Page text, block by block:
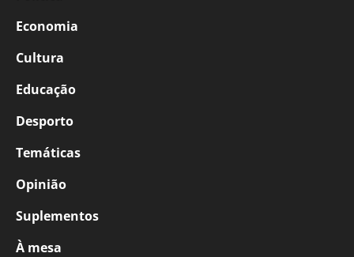
Economia
Cultura
Educação
Desporto
Temáticas
Opinião
Suplementos
À mesa